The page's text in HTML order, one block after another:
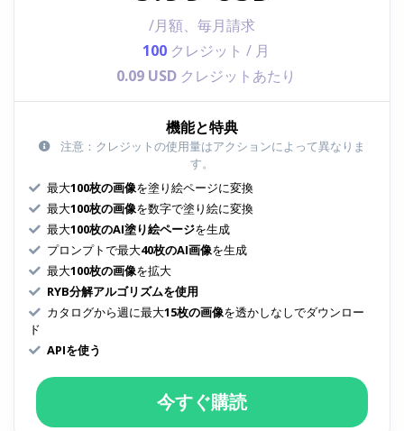
/月額、毎月請求
100クレジット / 月
0.09 USDクレジットあたり
機能と特典
注意：クレジットの使用量はアクションによって異なりま
す。
最大100枚の画像を塗り絵ページに変換
最大100枚の画像を数字で塗り絵に変換
最大100枚のAI塗り絵ページを生成
プロンプトで最大40枚のAI画像を生成
最大100枚の画像を拡大
RYB分解アルゴリズムを使用
カタログから週に最大15枚の画像を透かしなしでダウンロー
ド
APIを使う
今すぐ購読